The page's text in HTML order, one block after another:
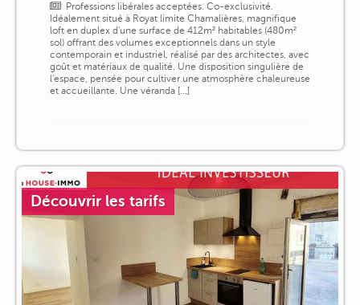
Professions libérales acceptées. Co-exclusivité.
Idéalement situé à Royat limite Chamalières, magnifique
loft en duplex d'une surface de 412m² habitables (480m²
sol) offrant des volumes exceptionnels dans un style
contemporain et industriel, réalisé par des architectes, avec
goût et matériaux de qualité. Une disposition singulière de
l'espace, pensée pour cultiver une atmosphère chaleureuse
et accueillante. Une véranda [...]
Découvrir les tarifs